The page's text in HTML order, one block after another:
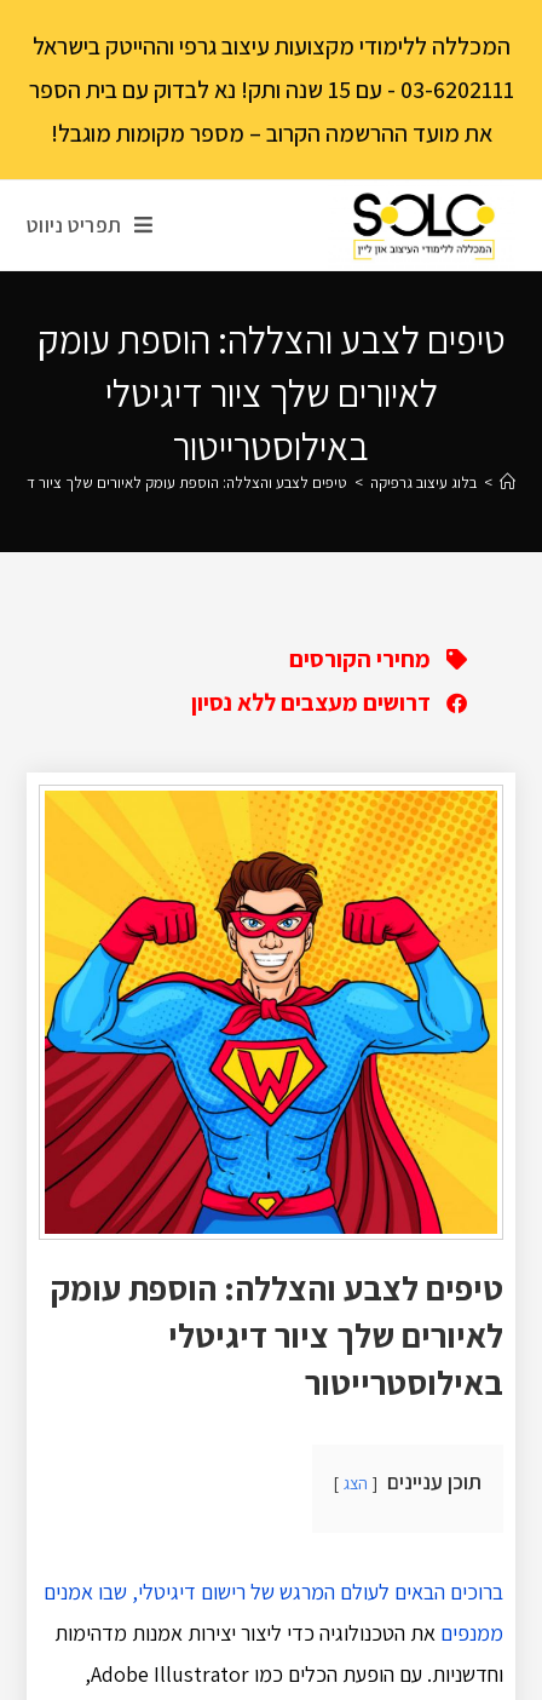
המכללה ללימודי מקצועות עיצוב גרפי וההייטק בישראל
03-6202111 - עם 15 שנה ותק! נא לבדוק עם בית הספר
את מועד ההרשמה הקרוב – מספר מקומות מוגבל!
תפריט ניווט
טיפים לצבע והצללה: הוספת עומק
לאיורים שלך ציור דיגיטלי
באילוסטרייטור
> בלוג עיצוב גרפיקה > טיפים לצבע והצללה: הוספת עומק לאיורים שלך ציור
מחירי הקורסים
דרושים מעצבים ללא נסיון
טיפים לצבע והצללה: הוספת עומק
לאיורים שלך ציור דיגיטלי
באילוסטרייטור
תוכן עניינים הצג
ברוכים הבאים לעולם המרגש של רישום דיגיטלי, שבו אמנים
ממנפים את הטכנולוגיה כדי ליצור יצירות אמנות מדהימות
וחדשניות. עם הופעת הכלים כמו Adobe Illustrator,